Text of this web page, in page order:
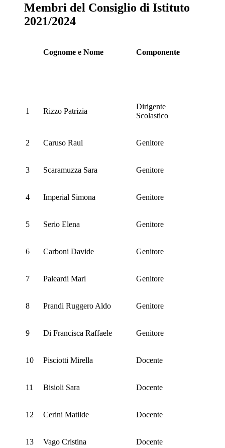
Membri del Consiglio di Istituto
2021/2024
Cognome e Nome Componente
1 Rizzo Patrizia
Dirigente
Scolastico
2 Caruso Raul Genitore
3 Scaramuzza Sara Genitore
4 Imperial Simona Genitore
5 Serio Elena Genitore
6 Carboni Davide Genitore
7 Paleardi Mari Genitore
8 Prandi Ruggero Aldo Genitore
9 Di Francisca Raffaele Genitore
10 Pisciotti Mirella Docente
11 Bisioli Sara Docente
12 Cerini Matilde Docente
13 Vago Cristina Docente